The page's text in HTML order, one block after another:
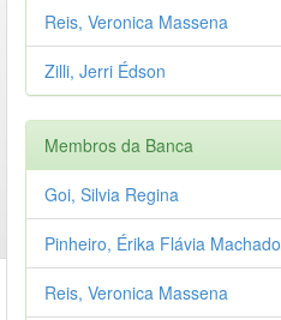
Reis, Veronica Massena
Zilli, Jerri Édson
Membros da Banca
Goi, Silvia Regina
Pinheiro, Érika Flávia Machado
Reis, Veronica Massena